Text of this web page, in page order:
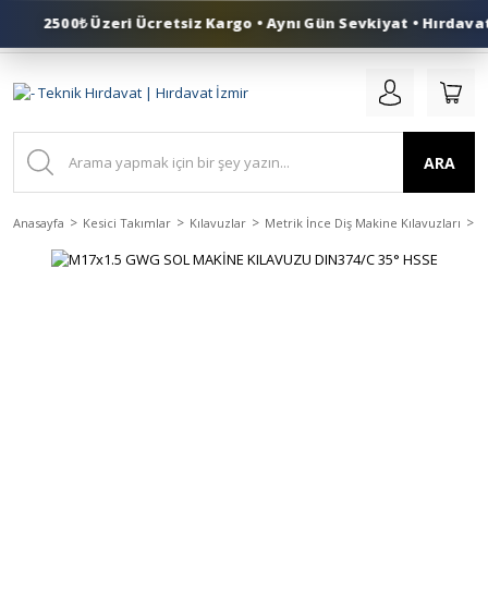
0 (553) 324 41 50
ARA
Anasayfa Kesici Takımlar Kılavuzlar Metrik İnce Diş Makine Kılavuzları
2500₺ Üzeri Ücretsiz Kargo • Aynı Gün Sevkiyat •